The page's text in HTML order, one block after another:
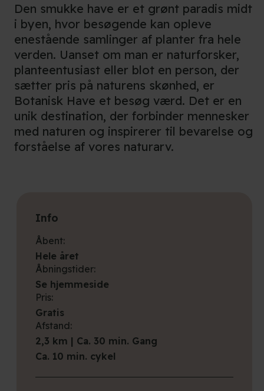
Den smukke have er et grønt paradis midt
i byen, hvor besøgende kan opleve
enestående samlinger af planter fra hele
verden. Uanset om man er naturforsker,
planteentusiast eller blot en person, der
sætter pris på naturens skønhed, er
Botanisk Have et besøg værd. Det er en
unik destination, der forbinder mennesker
med naturen og inspirerer til bevarelse og
forståelse af vores naturarv.
Info
Åbent:
Hele året
Åbningstider:
Se hjemmeside
Pris:
Gratis
Afstand:
2,3 km | Ca. 30 min. Gang
Ca. 10 min. cykel